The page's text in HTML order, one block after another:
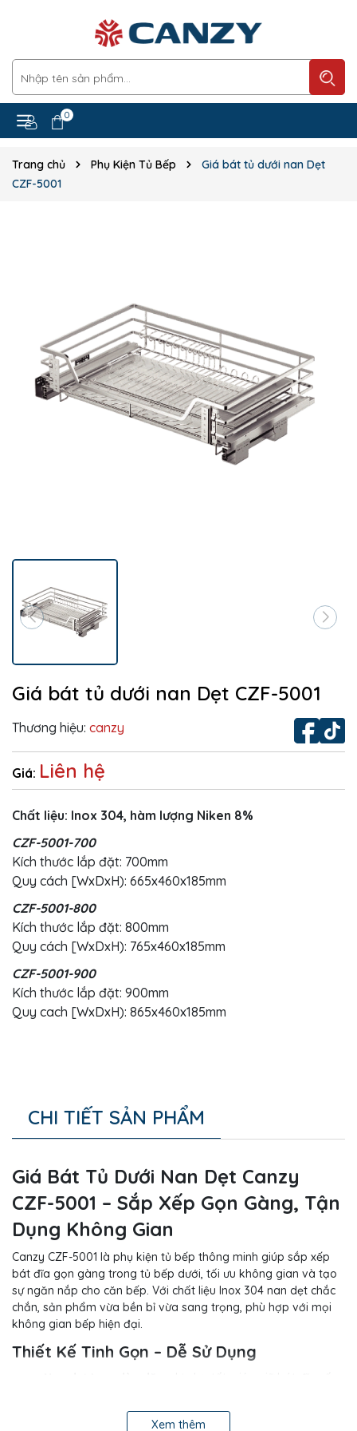
0
Trang chủ Phụ Kiện Tủ Bếp
Giá bát tủ dưới nan Dẹt
CZF-5001
Giá bát tủ dưới nan Dẹt CZF-5001
Thương hiệu: canzy
Giá: Liên hệ
Chất liệu: Inox 304, hàm lượng Niken 8%
CZF-5001-700
Kích thước lắp đặt: 700mm
Quy cách [WxDxH): 665x460x185mm
CZF-5001-800
Kích thước lắp đặt: 800mm
Quy cách [WxDxH): 765x460x185mm
CZF-5001-900
Kích thước lắp đặt: 900mm
Quy cach [WxDxH): 865x460x185mm
CHI TIẾT SẢN PHẨM
Giá Bát Tủ Dưới Nan Dẹt Canzy
CZF-5001 – Sắp Xếp Gọn Gàng, Tận
Dụng Không Gian
Canzy CZF-5001 là phụ kiện tủ bếp thông minh giúp sắp xếp
bát đĩa gọn gàng trong tủ bếp dưới, tối ưu không gian và tạo
sự ngăn nắp cho căn bếp. Với chất liệu Inox 304 nan dẹt chắc
chắn, sản phẩm vừa bền bỉ vừa sang trọng, phù hợp với mọi
không gian bếp hiện đại.
Thiết Kế Tinh Gọn – Dễ Sử Dụng
Thiết kế dạng kéo trượt êm ái, dễ dàng kéo ra/đẩy vào,
Xem thêm